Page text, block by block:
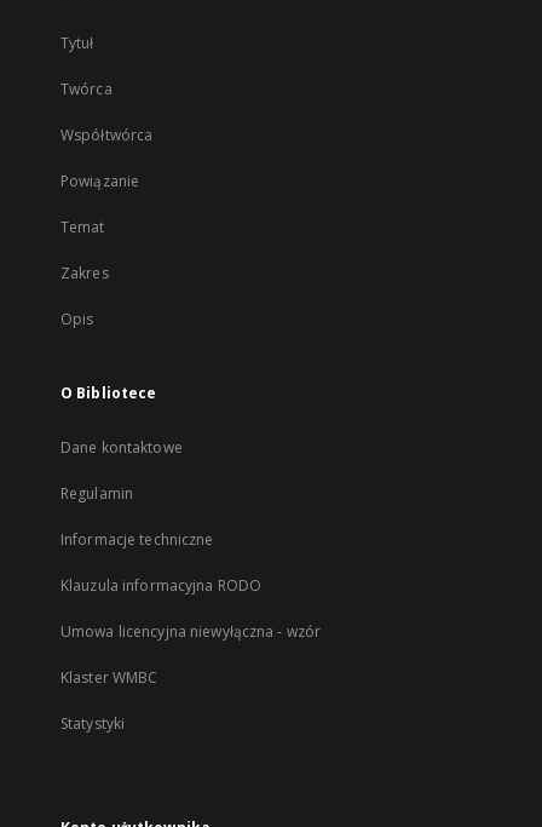
Tytuł
Twórca
Współtwórca
Powiązanie
Temat
Zakres
Opis
O Bibliotece
Dane kontaktowe
Regulamin
Informacje techniczne
Klauzula informacyjna RODO
Umowa licencyjna niewyłączna - wzór
Klaster WMBC
Statystyki